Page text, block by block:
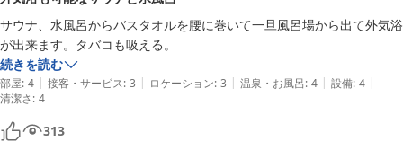
サウナ、水風呂からバスタオルを腰に巻いて一旦風呂場から出て外気浴
が出来ます。タバコも吸える。
続きを読む
部屋: 4 | 接客・サービス: 3 | ロケーション: 3 | 温泉・お風呂: 4 | 設備: 4 |
清潔さ: 4
313